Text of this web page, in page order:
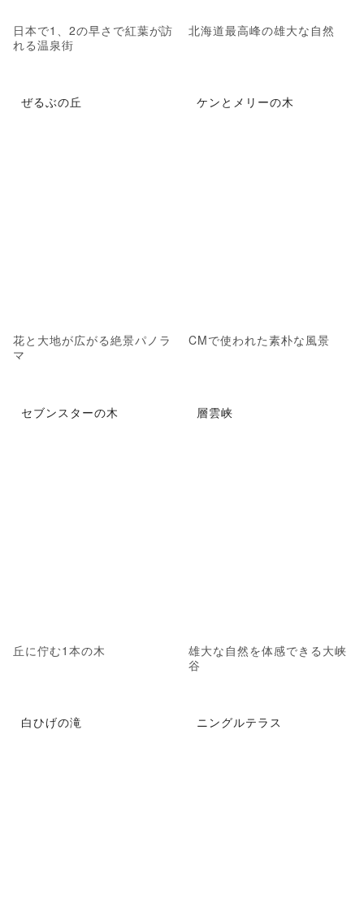
日本で1、2の早さで紅葉が訪
れる温泉街
北海道最高峰の雄大な自然
ぜるぶの丘
花と大地が広がる絶景パノラ
マ
ケンとメリーの木
CMで使われた素朴な風景
セブンスターの木
丘に佇む1本の木
層雲峡
雄大な自然を体感できる大峡
谷
白ひげの滝 ニングルテラス